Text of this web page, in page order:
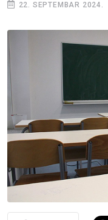
22. SEPTEMBAR 2024.